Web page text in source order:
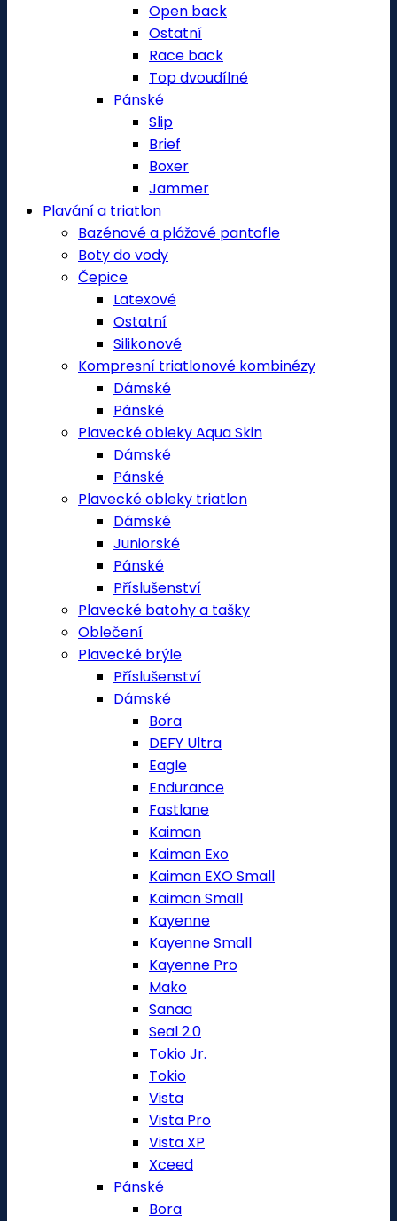
Open back
Ostatní
Race back
Top dvoudílné
Pánské
Slip
Brief
Boxer
Jammer
Plavání a triatlon
Bazénové a plážové pantofle
Boty do vody
Čepice
Latexové
Ostatní
Silikonové
Kompresní triatlonové kombinézy
Dámské
Pánské
Plavecké obleky Aqua Skin
Dámské
Pánské
Plavecké obleky triatlon
Dámské
Juniorské
Pánské
Příslušenství
Plavecké batohy a tašky
Oblečení
Plavecké brýle
Příslušenství
Dámské
Bora
DEFY Ultra
Eagle
Endurance
Fastlane
Kaiman
Kaiman Exo
Kaiman EXO Small
Kaiman Small
Kayenne
Kayenne Small
Kayenne Pro
Mako
Sanaa
Seal 2.0
Tokio Jr.
Tokio
Vista
Vista Pro
Vista XP
Xceed
Pánské
Bora